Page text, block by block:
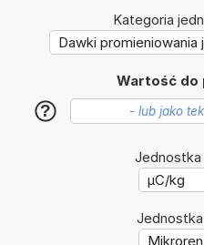
Kategoria
Wartość do
?